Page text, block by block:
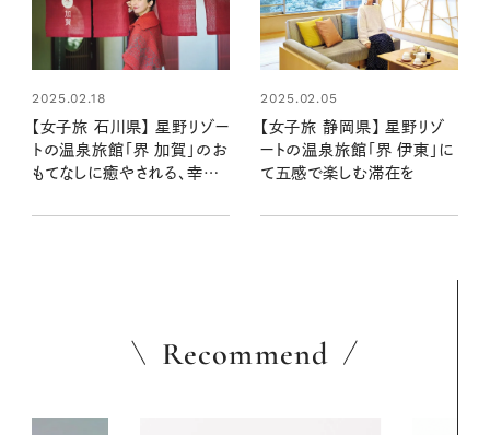
2025.02.18
【女子旅 石川県】 星野リゾー
トの温泉旅館「界 加賀」のお
もてなしに癒やされる、幸せ
2025.02.05
【女子旅 静岡県】 星野リゾ
ートの温泉旅館「界 伊東」に
て五感で楽しむ滞在を
Recommend